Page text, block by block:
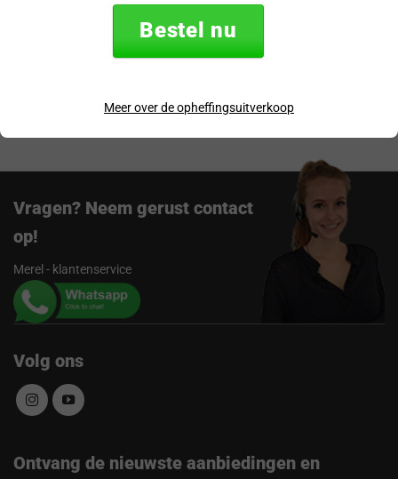
Vragen? Neem gerust contact
op!
Merel - klantenservice
Volg ons
Ontvang de nieuwste aanbiedingen en
Bestel nu
Meer over de opheffingsuitverkoop